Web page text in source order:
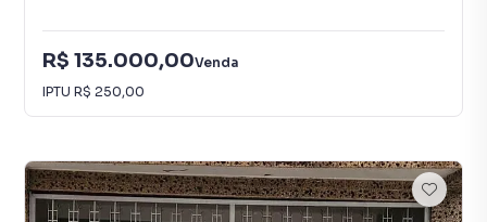
R$ 135.000,00Venda
IPTU R$ 250,00